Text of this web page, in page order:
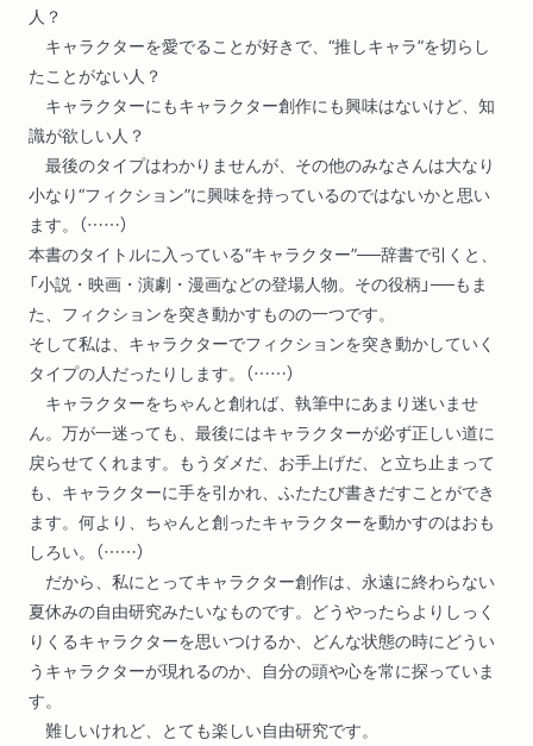
人？
キャラクターを愛でることが好きで、“推しキャラ”を切らし
たことがない人？
キャラクターにもキャラクター創作にも興味はないけど、知
識が欲しい人？
最後のタイプはわかりませんが、その他のみなさんは大なり
小なり“フィクション”に興味を持っているのではないかと思い
ます。（……）
本書のタイトルに入っている“キャラクター”──辞書で引くと、
「小説・映画・演劇・漫画などの登場人物。その役柄」──もま
た、フィクションを突き動かすものの一つです。
そして私は、キャラクターでフィクションを突き動かしていく
タイプの人だったりします。（……）
キャラクターをちゃんと創れば、執筆中にあまり迷いませ
ん。万が一迷っても、最後にはキャラクターが必ず正しい道に
戻らせてくれます。もうダメだ、お手上げだ、と立ち止まって
も、キャラクターに手を引かれ、ふたたび書きだすことができ
ます。何より、ちゃんと創ったキャラクターを動かすのはおも
しろい。（……）
だから、私にとってキャラクター創作は、永遠に終わらない
夏休みの自由研究みたいなものです。どうやったらよりしっく
りくるキャラクターを思いつけるか、どんな状態の時にどうい
うキャラクターが現れるのか、自分の頭や心を常に探っていま
す。
難しいけれど、とても楽しい自由研究です。